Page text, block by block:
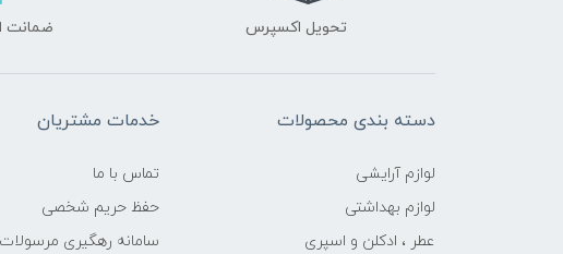
تحویل اکسپرس ضمانت
دسته بندی محصولات
لوازم آرایشی
لوازم بهداشتی
عطر ، ادکلن و اسپری
خدمات مشتریان
تماس با ما
حفظ حریم شخصی
سامانه رهگیری